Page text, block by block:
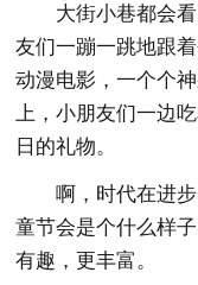
大街小巷都会
友们一蹦一跳地跟
动漫电影，一个个
上，小朋友们一边
日的礼物。
啊，时代在进
童节会是个什么样
有趣，更丰富。